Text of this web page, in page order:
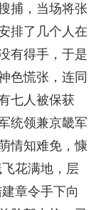
捕，当场将张
排了几个人在
有得手，于是
色慌张，连同
七人被保获
统领兼京畿军
情知难免，慷
花满地，层
章令手下向